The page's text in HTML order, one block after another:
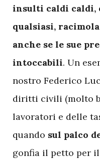
insulti caldi caldi,
qualsiasi,
anche se le sue
intoccabili. Un
nostro Federico
diritti civili (molto
lavoratori e delle
quando sul palco
gonfia il petto per